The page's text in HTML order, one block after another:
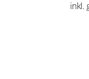
inkl.